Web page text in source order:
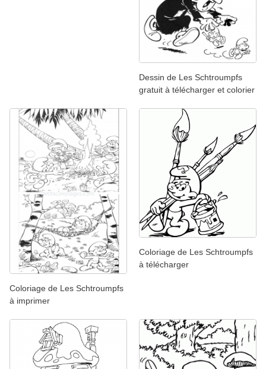
Dessin de Les Schtroumpfs
gratuit à télécharger et colorier
Coloriage de Les Schtroumpfs
à imprimer
Coloriage de Les Schtroumpfs
à télécharger